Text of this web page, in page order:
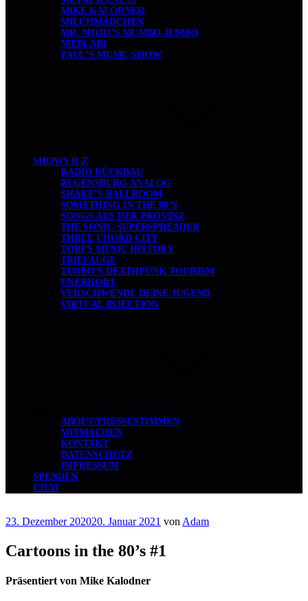
MIKE KALODNER
MILCHMÄDCHEN
MR. MOJO’S MUMBO JUMBO
NIEBLAIR
PAUL’S MUSIC SHOW
SHOWS R-Z
RADIO RÜCKBAU
REGENSBURG ANALOG
SHAKE’S BALLROOM
SOMETHING IN THE 80’S
SONGS AUS DER PROVINZ
THE SONIC SUPERSPREADER
THREE CHORD CITY
TOBI’S MUSIC HISTORY
TRIEFAUGE
TURBO’S DEATHPUNK TOURISM
UNERHÖRT
VERSCHWENDE DEINE JUGEND
VIRTUAL INJECTION
ABOUT/PRESSESTIMMEN
MITMACHEN
KONTAKT
DATENSCHUTZ
IMPRESSUM
SPENDEN
CHAT
Veröffentlicht
23. Dezember 202020. Januar 2021 von Adam
Cartoons in the 80’s #1
Präsentiert von Mike Kalodner